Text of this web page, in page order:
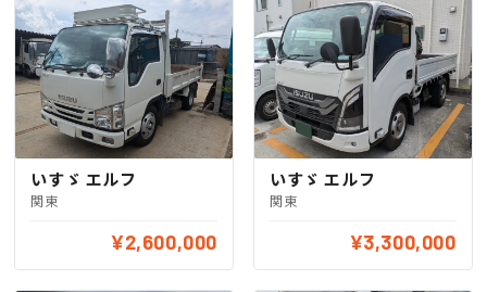
いすゞ エルフ
関東
¥2,600,000
いすゞ エルフ
関東
¥3,300,000